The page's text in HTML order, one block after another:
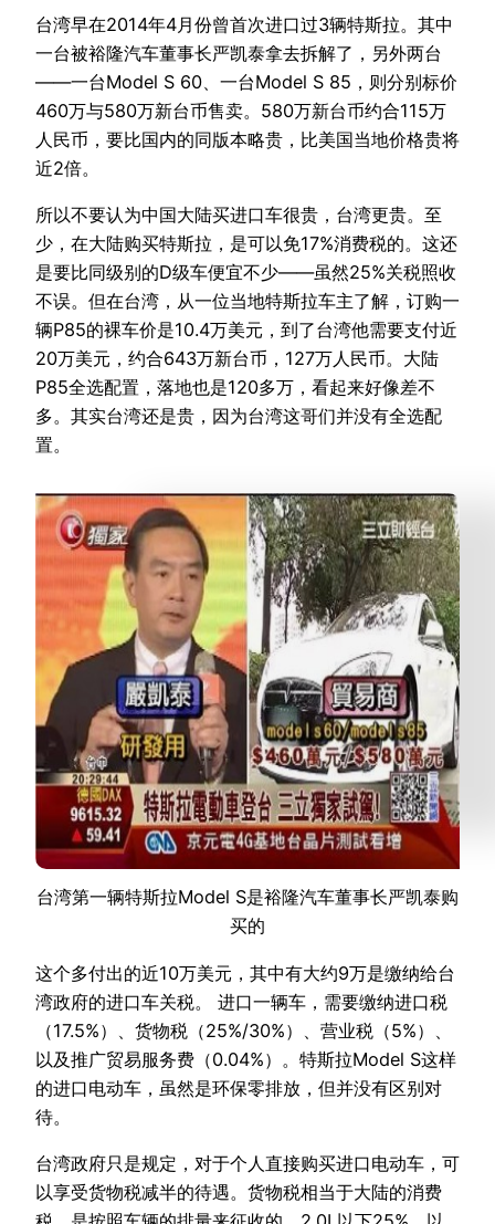
台湾早在2014年4月份曾首次进口过3辆特斯拉。其中
一台被裕隆汽车董事长严凯泰拿去拆解了，另外两台
——一台Model S 60、一台Model S 85，则分别标价
460万与580万新台币售卖。580万新台币约合115万
人民币，要比国内的同版本略贵，比美国当地价格贵将
近2倍。
所以不要认为中国大陆买进口车很贵，台湾更贵。至
少，在大陆购买特斯拉，是可以免17%消费税的。这还
是要比同级别的D级车便宜不少——虽然25%关税照收
不误。但在台湾，从一位当地特斯拉车主了解，订购一
辆P85的裸车价是10.4万美元，到了台湾他需要支付近
20万美元，约合643万新台币，127万人民币。大陆
P85全选配置，落地也是120多万，看起来好像差不
多。其实台湾还是贵，因为台湾这哥们并没有全选配
置。
台湾第一辆特斯拉Model S是裕隆汽车董事长严凯泰购
买的
这个多付出的近10万美元，其中有大约9万是缴纳给台
湾政府的进口车关税。 进口一辆车，需要缴纳进口税
（17.5%）、货物税（25%/30%）、营业税（5%）、
以及推广贸易服务费（0.04%）。特斯拉Model S这样
的进口电动车，虽然是环保零排放，但并没有区别对
待。
台湾政府只是规定，对于个人直接购买进口电动车，可
以享受货物税减半的待遇。货物税相当于大陆的消费